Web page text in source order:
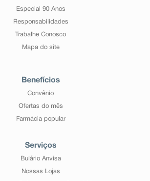
Especial 90 Anos
Responsabilidades
Trabalhe Conosco
Mapa do site
Benefícios
Convênio
Ofertas do mês
Farmácia popular
Serviços
Bulário Anvisa
Nossas Lojas